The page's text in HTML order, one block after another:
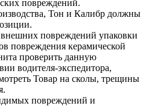
повреждений.
Тон и Калибр должны
повреждений упаковки
повреждения керамической
проверить данную
водителя-экспедитора,
Товар на сколы, трещины
повреждений и